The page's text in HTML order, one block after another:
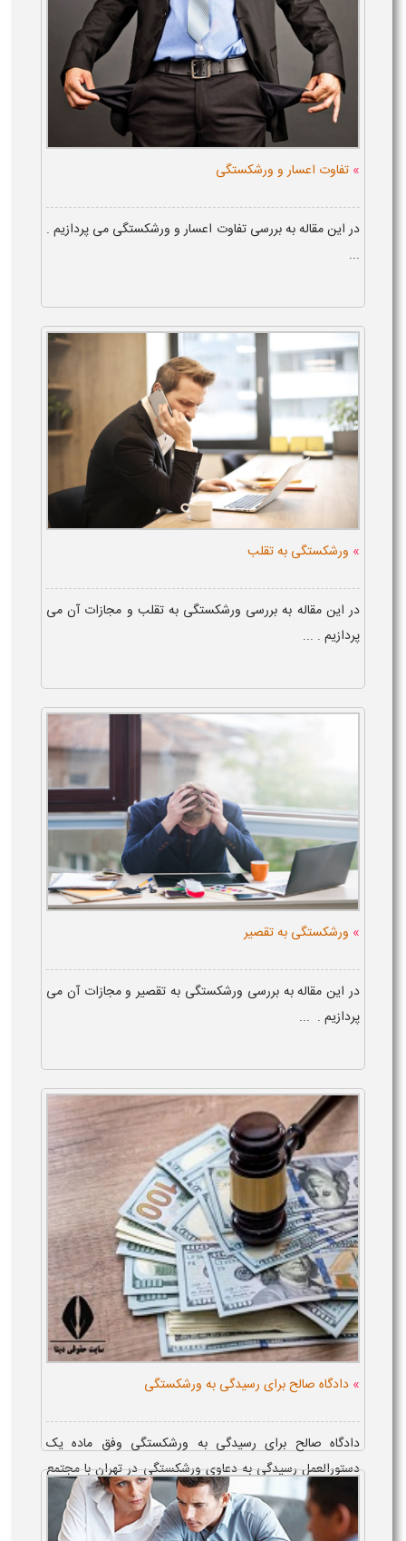
» تفاوت اعسار و ورشکستگی
در این مقاله به بررسی تفاوت اعسار و ورشکستگی می پردازیم .
...
» ورشکستگی به تقلب
در این مقاله به بررسی ورشکستگی به تقلب و مجازات آن می
پردازیم . ...
» ورشکستگی به تقصیر
در این مقاله به بررسی ورشکستگی به تقصیر و مجازات آن می
پردازیم . ...
» دادگاه صالح برای رسیدگی به ورشکستگی
دادگاه صالح برای رسیدگی به ورشکستگی وفق ماده یک
دستورالعمل رسیدگی به دعاوی ورشکستگی در تهران با مجتمع
قضایی رسیدگی به دعاوی تجاری و در حوزه های قضایی فاقد
مجتمع قضایی رسیدگی به دعاوی تجاری د...